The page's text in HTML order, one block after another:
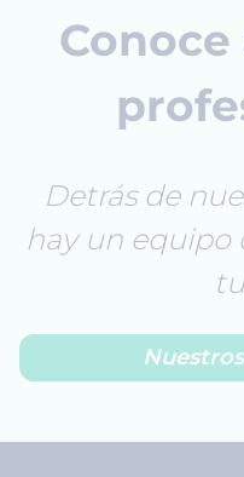
Detrás de
hay un